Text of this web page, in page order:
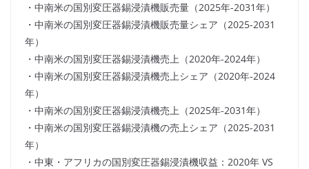
・中南米の国別変圧器錫浸漬機販売量（2025年-2031年）
・中南米の国別変圧器錫浸漬機販売量シェア（2025-2031
年）
・中南米の国別変圧器錫浸漬機売上（2020年-2024年）
・中南米の国別変圧器錫浸漬機売上シェア（2020年-2024
年）
・中南米の国別変圧器錫浸漬機売上（2025年-2031年）
・中南米の国別変圧器錫浸漬機の売上シェア（2025-2031
年）
・中東・アフリカの国別変圧器錫浸漬機収益：2020年 VS